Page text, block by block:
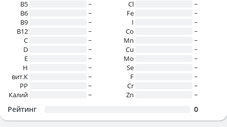
B5
~
B6
~
B9
~
B12
~
C
~
D
~
E
~
H
~
вит.К
~
PP
~
Калий
~
Cl
~
Fe
~
I
~
Co
~
Mn
~
Cu
~
Mo
~
Se
~
F
~
Cr
~
Zn
~
Рейтинг 0